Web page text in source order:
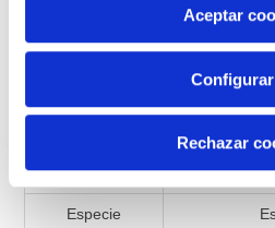
más información en nuestra
Aceptar
Configurar
Rechazar
Especificaciones
Presentación
Especie